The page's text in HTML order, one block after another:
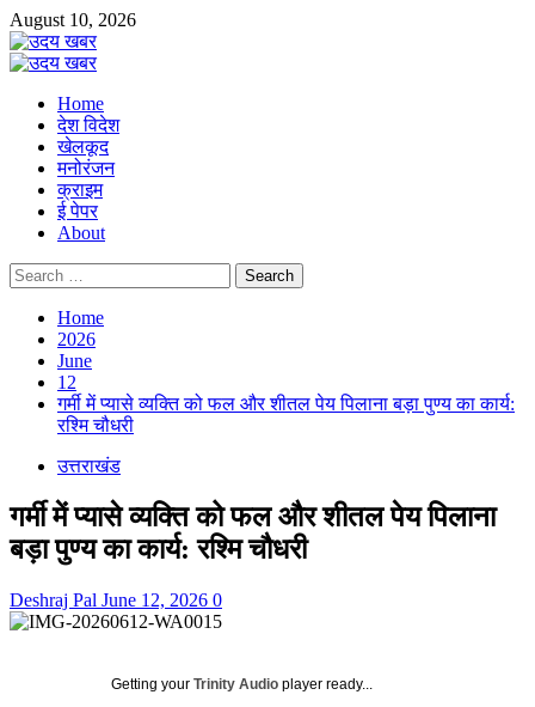
Skip
to
content
August 10, 2026
Primary
Home
देश विदेश
खेलकूद
मनोरंजन
क्राइम
ई पेपर
About
Search
for:
Home
2026
June
12
गर्मी में प्यासे व्यक्ति को फल और शीतल पेय पिलाना बड़ा पुण्य का कार्य:
रश्मि चौधरी
उत्तराखंड
गर्मी में प्यासे व्यक्ति को फल और शीतल पेय पिलाना
बड़ा पुण्य का कार्य: रश्मि चौधरी
Deshraj Pal June 12, 2026 0
Getting your Trinity Audio player ready...